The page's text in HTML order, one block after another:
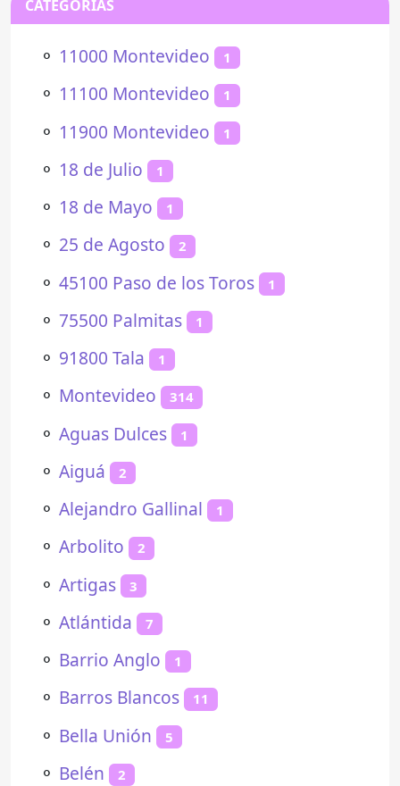
CATEGORÍAS
⚬ 11000 Montevideo 1
⚬ 11100 Montevideo 1
⚬ 11900 Montevideo 1
⚬ 18 de Julio 1
⚬ 18 de Mayo 1
⚬ 25 de Agosto 2
⚬ 45100 Paso de los Toros 1
⚬ 75500 Palmitas 1
⚬ 91800 Tala 1
⚬ Montevideo 314
⚬ Aguas Dulces 1
⚬ Aiguá 2
⚬ Alejandro Gallinal 1
⚬ Arbolito 2
⚬ Artigas 3
⚬ Atlántida 7
⚬ Barrio Anglo 1
⚬ Barros Blancos 11
⚬ Bella Unión 5
⚬ Belén 2